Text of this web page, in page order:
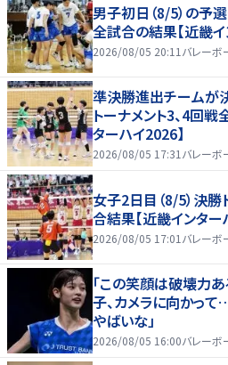
男子初日（8/5）の予
全試合の結果【近畿イ
2026/08/05 20:11 バレーボ
準決勝進出チームが
トーナメント3、4回
ターハイ2026】
2026/08/05 17:31 バレーボ
女子2日目（8/5）決
合結果【近畿インター
2026/08/05 17:01 バレーボ
「この笑顔は破壊力
子、カメラに向かって
やばいな」
2026/08/05 16:00バレーボ